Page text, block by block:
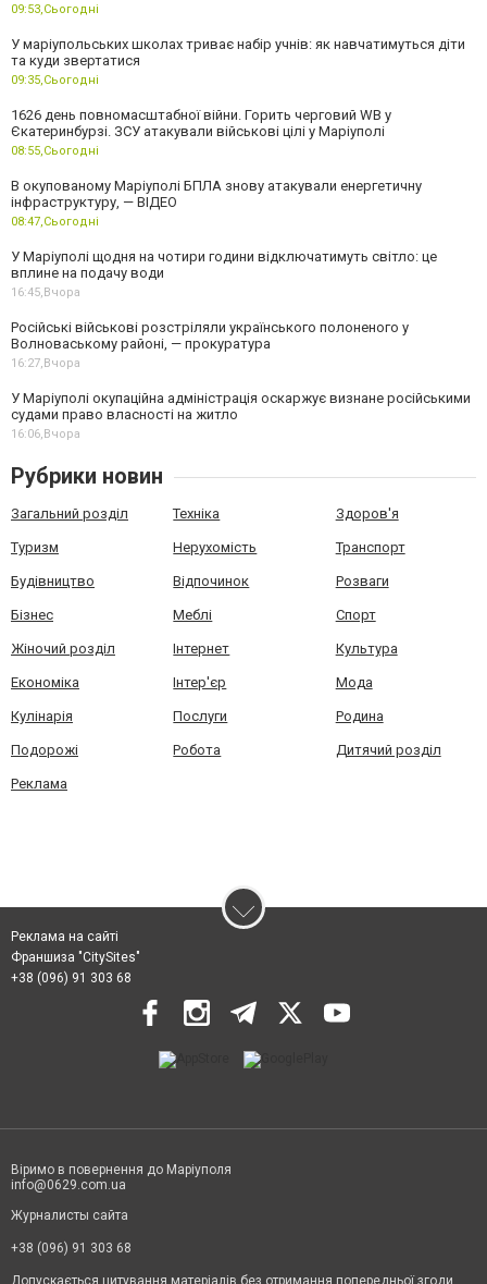
09:53,Сьогодні
У маріупольських школах триває набір учнів: як навчатимуться діти
та куди звертатися
09:35,Сьогодні
1626 день повномасштабної війни. Горить черговий WB у
Єкатеринбурзі. ЗСУ атакували військові цілі у Маріуполі
08:55,Сьогодні
В окупованому Маріуполі БПЛА знову атакували енергетичну
інфраструктуру, — ВІДЕО
08:47,Сьогодні
У Маріуполі щодня на чотири години відключатимуть світло: це
вплине на подачу води
16:45, Вчора
Російські військові розстріляли українського полоненого у
Волноваському районі, — прокуратура
16:27, Вчора
У Маріуполі окупаційна адміністрація оскаржує визнане російськими
судами право власності на житло
16:06, Вчора
Рубрики новин
Загальний розділ Техніка Здоров'я
Туризм Нерухомість Транспорт
Будівництво Відпочинок Розваги
Бізнес Меблі Спорт
Жіночий розділ Інтернет Культура
Економіка Інтер'єр Мода
Кулінарія Послуги Родина
Подорожі Робота Дитячий розділ
Реклама
Реклама на сайті
Франшиза "CitySites"
+38 (096) 91 303 68
Віримо в повернення до Маріуполя
info@0629.com.ua
Журналисты сайта
+38 (096) 91 303 68
Допускається цитування матеріалів без отримання попередньої згоди